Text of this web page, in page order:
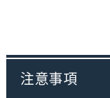
注意事項